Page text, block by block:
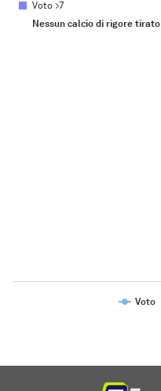
Voto >7
Nessun calcio di rigore tirato
Voto